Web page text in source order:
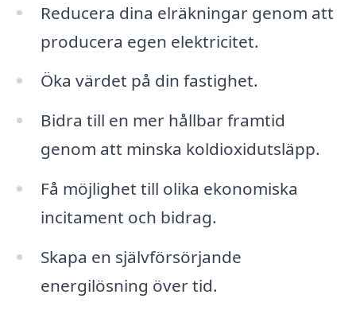
Reducera dina elräkningar genom att
producera egen elektricitet.
Öka värdet på din fastighet.
Bidra till en mer hållbar framtid
genom att minska koldioxidutsläpp.
Få möjlighet till olika ekonomiska
incitament och bidrag.
Skapa en självförsörjande
energilösning över tid.